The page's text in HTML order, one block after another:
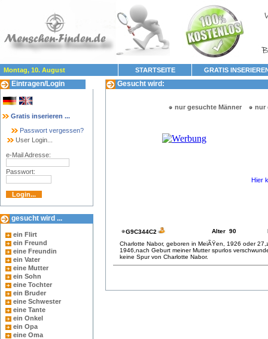
Montag, 10. August STARTSEITE GRATIS
Eintragen/Login
Gratis inserieren ...
Passwort vergessen?
User Login...
e-Mail Adresse:
Passwort:
gesucht wird ...
ein Flirt
ein Freund
eine Freundin
ein Vater
eine Mutter
ein Sohn
eine Tochter
ein Bruder
eine Schwester
eine Tante
ein Onkel
ein Opa
eine Oma
Gesucht wird:
nur gesuchte Männer nur
Hier
G9C344C2 Alter 90
Charlotte Nabor, geboren in MeiÃŸen, 1926 oder
1946,nach Geburt meiner Mutter spurlos
keine Spur von Charlotte Nabor.